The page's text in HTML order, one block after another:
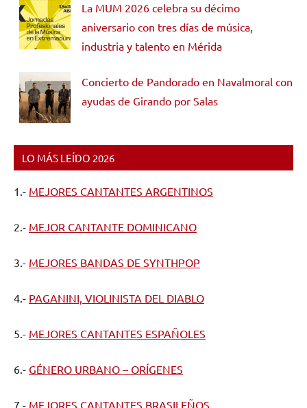
La MUM 2026 celebra su décimo
aniversario con tres días de música,
industria y talento en Mérida
Concierto de Pandorado en Navalmoral con
ayudas de Girando por Salas
LO MÁS LEÍDO 2026
1.- MEJORES CANTANTES ARGENTINOS
2.- MEJOR CANTANTE DOMINICANO
3.- MEJORES BANDAS DE SYNTHPOP
4.- PAGANINI, VIOLINISTA DEL DIABLO
5.- MEJORES CANTANTES ESPAÑOLES
6.- GÉNERO URBANO – ORÍGENES
7.- MEJORES CANTANTES BRASILEÑOS